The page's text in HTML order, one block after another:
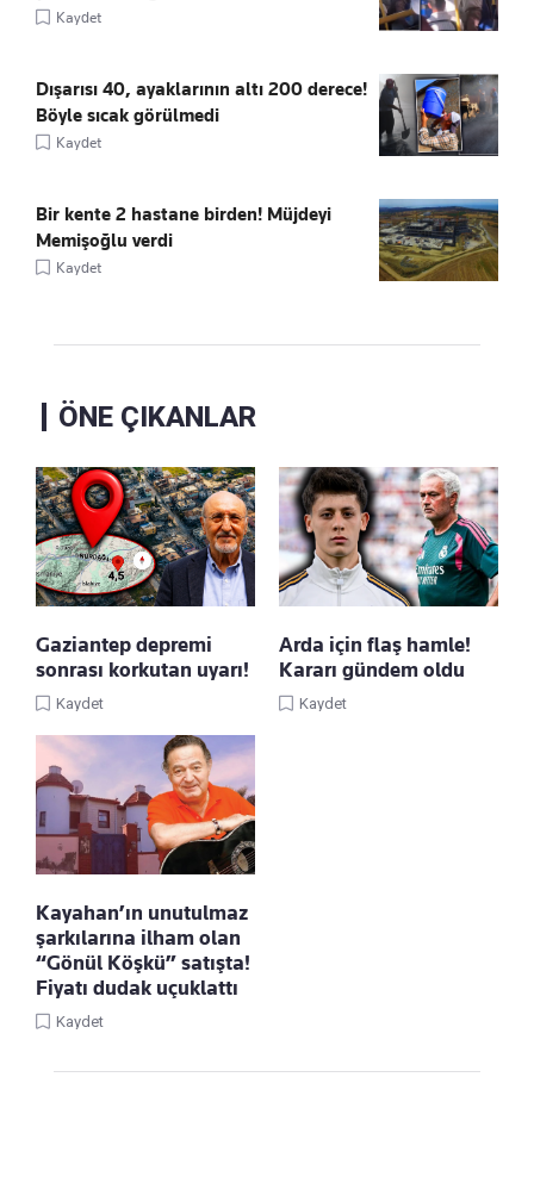
Kaydet
Dışarısı 40, ayaklarının altı 200 derece!
Böyle sıcak görülmedi
Kaydet
Bir kente 2 hastane birden! Müjdeyi
Memişoğlu verdi
Kaydet
ÖNE ÇIKANLAR
Gaziantep depremi
sonrası korkutan uyarı!
Kaydet
Arda için flaş hamle!
Kararı gündem oldu
Kaydet
Kayahan’ın unutulmaz
şarkılarına ilham olan
“Gönül Köşkü” satışta!
Fiyatı dudak uçuklattı
Kaydet